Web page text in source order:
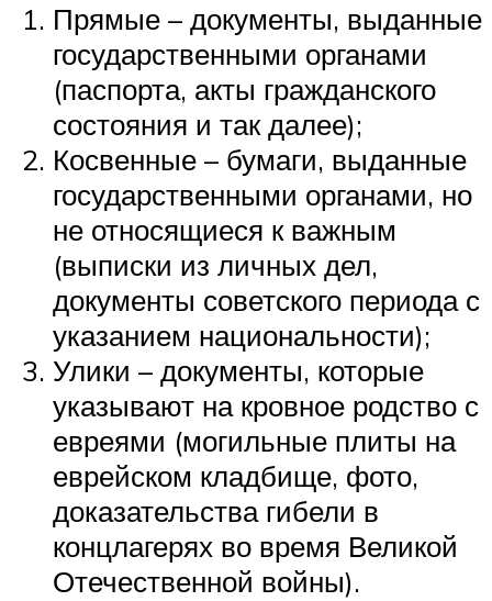
Прямые – документы, выданные
государственными органами
(паспорта, акты гражданского
состояния и так далее);
Косвенные – бумаги, выданные
государственными органами, но
не относящиеся к важным
(выписки из личных дел,
документы советского периода с
указанием национальности);
Улики – документы, которые
указывают на кровное родство с
евреями (могильные плиты на
еврейском кладбище, фото,
доказательства гибели в
концлагерях во время Великой
Отечественной войны).